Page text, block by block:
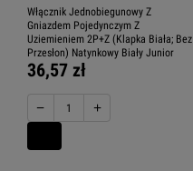
Włącznik Jednobiegunowy Z
Gniazdem Pojedynczym Z
Uziemieniem 2P+Z (Klapka Biała; Bez
Przesłon) Natynkowy Biały Junior
36,57 zł
− +